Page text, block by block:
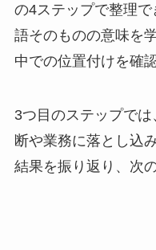
の4ステップで整理
語そのものの意味を
中での位置付けを確
3つ目のステップで
断や業務に落とし込
結果を振り返り、次